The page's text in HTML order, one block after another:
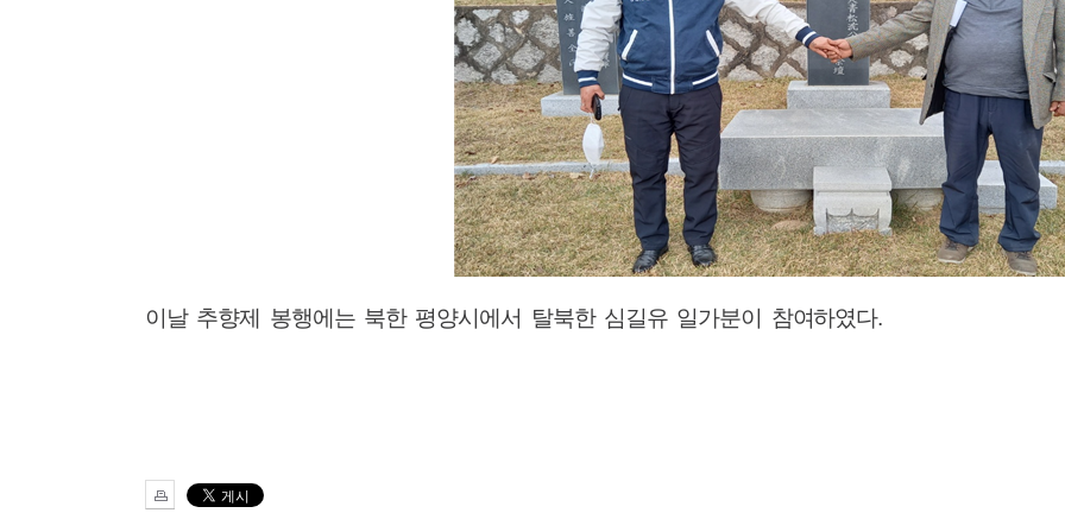
이날 추향제 봉행에는 북한 평양시에서 탈북한 심길유 일가분이 참여하였다.